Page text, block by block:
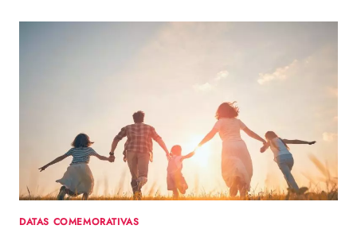
ORIGEM
COMPARTILHAR
EM
DE
DATAS COMEMORATIVAS